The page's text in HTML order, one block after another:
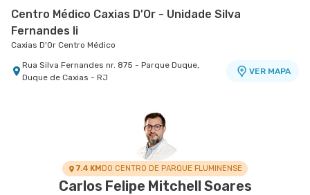
Centro Médico Caxias D'Or - Unidade Silva
Fernandes Ii
Caxias D'Or Centro Médico
Rua Silva Fernandes nr. 875 - Parque Duque,
Duque de Caxias - RJ
VER MAPA
7.4 KMDO CENTRO DE PARQUE FLUMINENSE
Carlos Felipe Mitchell Soares